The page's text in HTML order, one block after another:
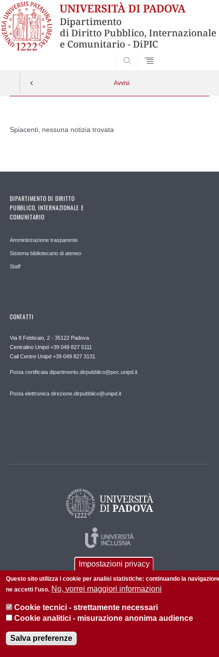
Avvisi
contenuto
Spiacenti, nessuna notizia trovata
DIPARTIMENTO DI DIRITTO
PUBBLICO, INTERNAZIONALE E
COMUNITARIO
Amministrazione trasparente
Sistema bibliotecario di ateneo
Staff
CONTATTI
Via 8 Febbraio, 2 - 35122 Padova
Centralino Unipd +39 049 827 5111
Call Centre Unipd +39 049 827 3131
Posta certificata dipartimento.dirpubblico@pec.unipd.it
Posta elettronica direzione.dirpubblico@unipd.it
© 2026 Università di Padova - Tutti i diritti riservati
Informazioni sul sito
Impostazioni privacy
Questo sito utilizza i cookie per analisi statistiche: continuando la
ne accetti l'uso. No, vorrei maggiori informazioni
Cookie tecnici - strettamente necessari
Cookie analitici - misurazione anonima audience
Salva preferenze